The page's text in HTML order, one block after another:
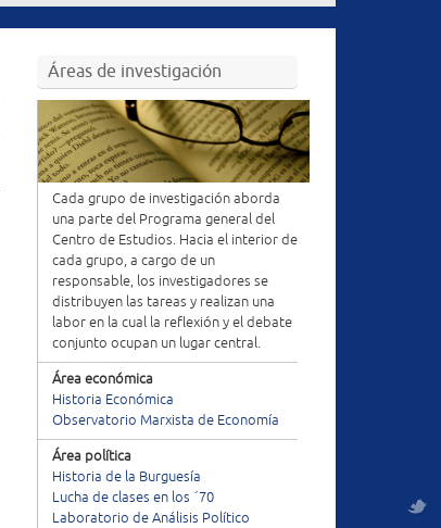
Áreas de investigación
Cada grupo de investigación aborda
una parte del Programa general del
Centro de Estudios. Hacia el interior de
cada grupo, a cargo de un
responsable, los investigadores se
distribuyen las tareas y realizan una
labor en la cual la reflexión y el debate
conjunto ocupan un lugar central.
Área económica
Historia Económica
Observatorio Marxista de Economía
Área política
Historia de la Burguesía
Lucha de clases en los ´70
Laboratorio de Análisis Político